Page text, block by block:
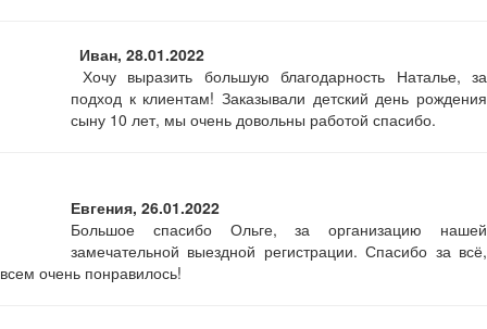
Иван, 28.01.2022
Хочу выразить большую благодарность Наталье, за
подход к клиентам! Заказывали детский день рождения
сыну 10 лет, мы очень довольны работой спасибо.
Евгения, 26.01.2022
Большое спасибо Ольге, за организацию нашей
замечательной выездной регистрации. Спасибо за всё,
всем очень понравилось!